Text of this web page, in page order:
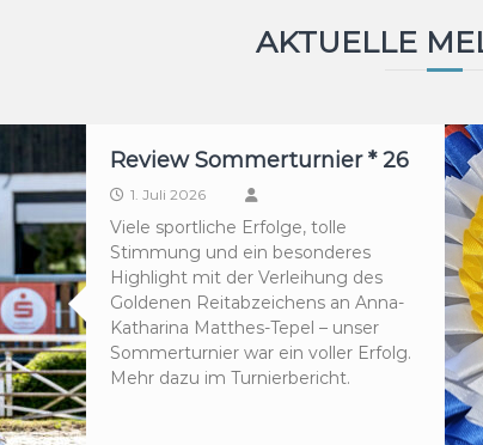
AKTUELLE
Review Sommerturnier * 26
1. Juli 2026
Viele sportliche Erfolge, tolle
Stimmung und ein besonderes
Highlight mit der Verleihung des
Goldenen Reitabzeichens an Anna-
Katharina Matthes-Tepel – unser
Sommerturnier war ein voller Erfolg.
Mehr dazu im Turnierbericht.